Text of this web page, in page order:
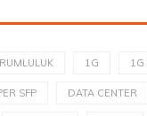
1G 1G
SFP DATA CENTER